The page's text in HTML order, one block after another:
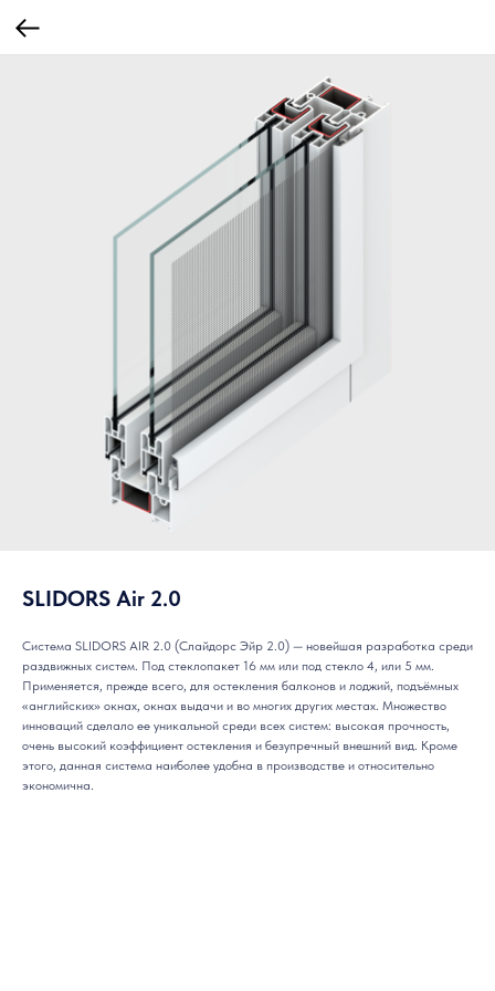
SLIDORS Air 2.0
Система SLIDORS AIR 2.0 (Слайдорс Эйр 2.0) — новейшая разработка среди
раздвижных систем. Под стеклопакет 16 мм или под стекло 4, или 5 мм.
Применяется, прежде всего, для остекления балконов и лоджий, подъёмных
«английских» окнах, окнах выдачи и во многих других местах. Множество
инноваций сделало ее уникальной среди всех систем: высокая прочность,
очень высокий коэффициент остекления и безупречный внешний вид. Кроме
этого, данная система наиболее удобна в производстве и относительно
экономична.